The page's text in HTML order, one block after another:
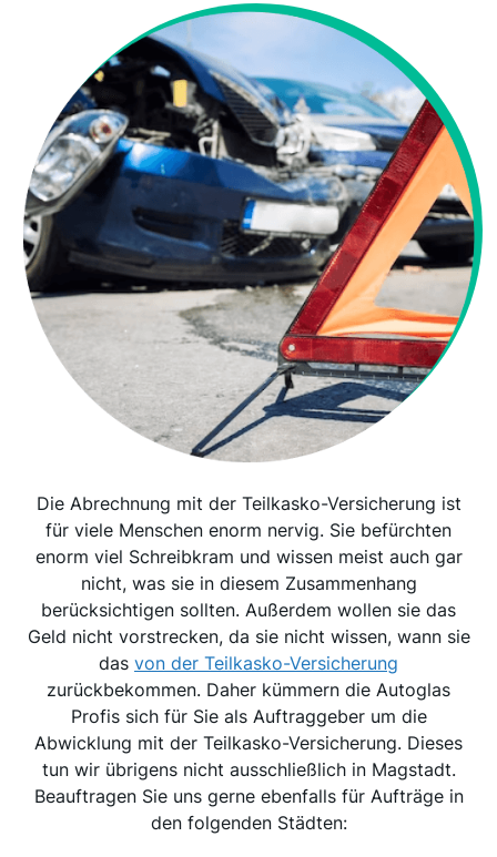
Die Abrechnung mit der Teilkasko-Versicherung ist
für viele Menschen enorm nervig. Sie befürchten
enorm viel Schreibkram und wissen meist auch gar
nicht, was sie in diesem Zusammenhang
berücksichtigen sollten. Außerdem wollen sie das
Geld nicht vorstrecken, da sie nicht wissen, wann sie
das von der Teilkasko-Versicherung
zurückbekommen. Daher kümmern die Autoglas
Profis sich für Sie als Auftraggeber um die
Abwicklung mit der Teilkasko-Versicherung. Dieses
tun wir übrigens nicht ausschließlich in Magstadt.
Beauftragen Sie uns gerne ebenfalls für Aufträge in
den folgenden Städten: